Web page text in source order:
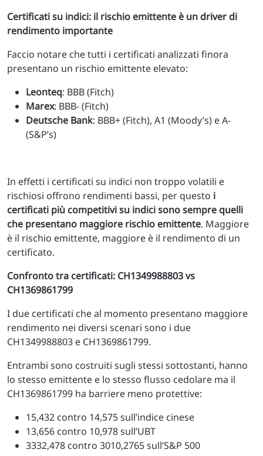
Certificati su indici: il rischio emittente è un driver di
rendimento importante
Faccio notare che tutti i certificati analizzati finora
presentano un rischio emittente elevato:
Leonteq: BBB (Fitch)
Marex: BBB- (Fitch)
Deutsche Bank: BBB+ (Fitch), A1 (Moody’s) e A-
(S&P’s)
In effetti i certificati su indici non troppo volatili e
rischiosi offrono rendimenti bassi, per questo i
certificati più competitivi su indici sono sempre quelli
che presentano maggiore rischio emittente. Maggiore
è il rischio emittente, maggiore è il rendimento di un
certificato.
Confronto tra certificati: CH1349988803 vs
CH1369861799
I due certificati che al momento presentano maggiore
rendimento nei diversi scenari sono i due
CH1349988803 e CH1369861799.
Entrambi sono costruiti sugli stessi sottostanti, hanno
lo stesso emittente e lo stesso flusso cedolare ma il
CH1369861799 ha barriere meno protettive:
15,432 contro 14,575 sull’indice cinese
13,656 contro 10,978 sull’UBT
3332,478 contro 3010,2765 sull’S&P 500